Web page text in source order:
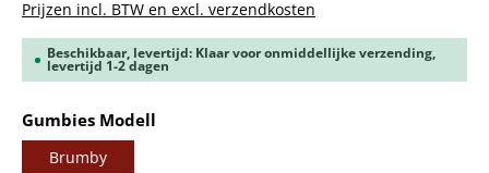
Prijzen incl. BTW en excl. verzendkosten
Beschikbaar, levertijd: Klaar voor onmiddellijke verzending,
levertijd 1-2 dagen
Selecteer
Gumbies Modell
Brumby